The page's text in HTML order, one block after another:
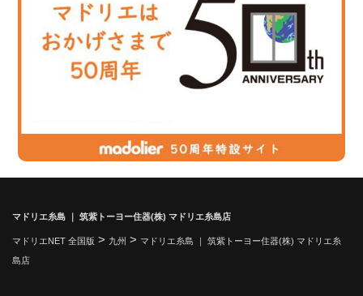
マドリエ糸島 ｜ 筑紫トーヨー住器(株) マドリエ糸島店
マドリエNET 全国版 > 九州 > マドリエ糸島 ｜ 筑紫トーヨー住器(株) マドリエ糸
島店